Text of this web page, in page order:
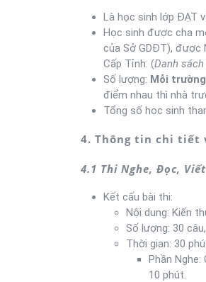
Là học sinh lớp ĐẠT
Học sinh được cha
của Sở GDĐT), được
Cấp Tỉnh. (Danh
Số lượng: Mỗi
điểm nhau thì nhà
Tổng số học sinh
4. Thông tin chi tiết
4.1 Thi Nghe, Đọc, Viết
Kết cấu bài thi:
Nội dung: Kiến
Số lượng: 30
Thời gian: 30
Phần
10 phút.